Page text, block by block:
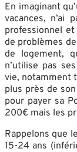
En imaginant
vacances, n’ai
professionnel et
de problèmes
de logement,
n’utilise pas
vie, notamment
plus près de
pour payer sa
200€ mais les
Rappelons que
15-24 ans